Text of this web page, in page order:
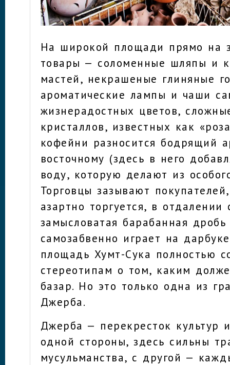
На широкой площади прямо на
товары — соломенные шляпы и
мастей, некрашеные глиняные
ароматические лампы и чаши
жизнерадостных цветов,
кристаллов, известных как
кофейни разносится бодрящий
восточному (здесь в него
воду, которую делают из
Торговцы зазывают
азартно торгуется, в отдалении
замысловатая барабанная
самозабвенно играет на
площадь Хумт-Сука полностью
стереотипам о том, каким
базар. Но это только одна из
Джерба.
Джерба — перекресток культур
одной стороны, здесь сильны
мусульманства, с другой —